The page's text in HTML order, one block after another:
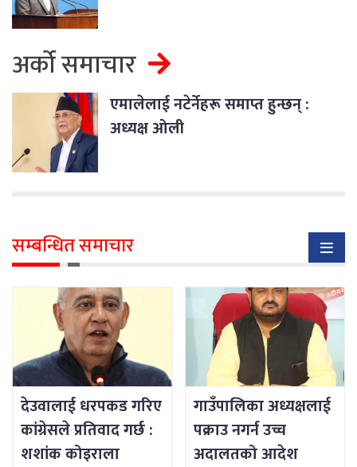
अर्को समाचार
एमालेलाई नटेर्नेहरू समाप्त हुन्छन् :
अध्यक्ष ओली
सम्बन्धित समाचार
देउवालाई धरपकड गरिए
कांग्रेसले प्रतिवाद गर्छ :
शशांक कोइराला
गाउँपालिका अध्यक्षलाई
पक्राउ नगर्न उच्च
अदालतको आदेश